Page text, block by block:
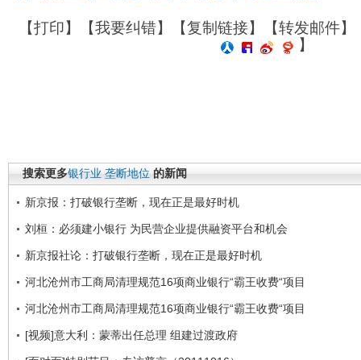
【打印】【我要纠错】【复制链接】【转发邮件】
】
搜索更多银行业 垄断地位 的新闻
新京报：打破银行垄断，现在正是最好时机
刘桓：必须建小银行 为民营企业提供融资平台和机会
新京报社论：打破银行垄断，现在正是最好时机
河北沧州市工商局清理规范16项商业银行“霸王收费“项目
河北沧州市工商局清理规范16项商业银行“霸王收费“项目
[视频]意大利：蒙蒂出任总理 组建过渡政府